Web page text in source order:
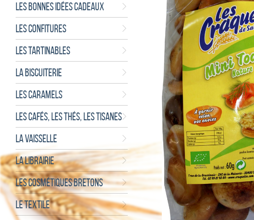
LES BONNES IDÉES CADEAUX
LES CONFITURES
LES TARTINABLES
LA BISCUITERIE
LES CARAMELS
LES CAFÉS, LES THÉS, LES TISANES
LA VAISSELLE
LA LIBRAIRIE
LES COSMÉTIQUES BRETONS
LE TEXTILE